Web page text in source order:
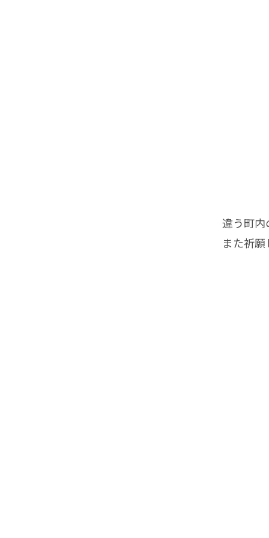
違う町内
また祈願